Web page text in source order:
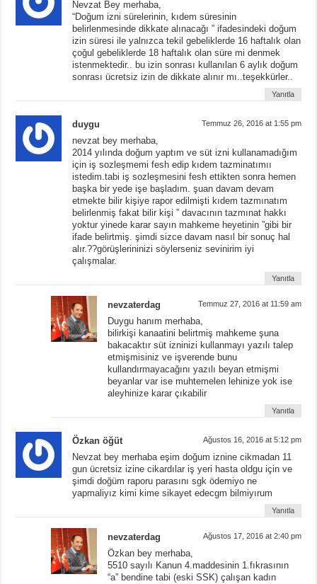
Nevzat Bey merhaba,
“Doğum izni sürelerinin, kıdem süresinin
belirlenmesinde dikkate alınacağı ” ifadesindeki doğum
izin süresi ile yalnızca tekil gebeliklerde 16 haftalık olan
çoğul gebeliklerde 18 haftalık olan süre mi denmek
istenmektedir.. bu izin sonrası kullanılan 6 aylık doğum
sonrası ücretsiz izin de dikkate alınır mı..teşekkürler..
Yanıtla
duygu Temmuz 26, 2016 at 1:55 pm
nevzat bey merhaba,
2014 yılında doğum yaptım ve süt izni kullanamadığım
için iş sozleşmemi fesh edip kıdem tazminatımıı
istedim.tabi iş sozleşmesini fesh ettikten sonra hemen
başka bir yede işe başladım. şuan davam devam
etmekte bilir kişiye rapor edilmişti kıdem tazmınatım
belirlenmiş fakat bilir kişi ” davacının tazmınat hakkı
yoktur yinede karar sayın mahkeme heyetinin ”gibi bir
ifade belirtmiş. şimdi sizce davam nasıl bir sonuç hal
alır.??görüşlerininizi söylerseniz sevinirim iyi
çalışmalar.
Yanıtla
nevzaterdag Temmuz 27, 2016 at 11:59 am
Duygu hanım merhaba,
bilirkişi kanaatini belirtmiş mahkeme şuna
bakacaktır süt izninizi kullanmayı yazılı talep
etmişmisiniz ve işverende bunu
kullandırmayacağını yazılı beyan etmişmi
beyanlar var ise muhtemelen lehinize yok ise
aleyhinize karar çıkabilir
Yanıtla
Özkan öğüt Ağustos 16, 2016 at 5:12 pm
Nevzat bey merhaba eşim doğum iznine cikmadan 11
gun ücretsiz izine cikardılar iş yeri hasta oldgu için ve
şimdi doğüm raporu parasını sgk ödemiyo ne
yapmaliyız kimi kime sikayet edecgm bilmiyırum
Yanıtla
nevzaterdag Ağustos 17, 2016 at 2:40 pm
Özkan bey merhaba,
5510 sayılı Kanun 4.maddesinin 1.fıkrasının
“a” bendine tabi (eski SSK) çalışan kadın